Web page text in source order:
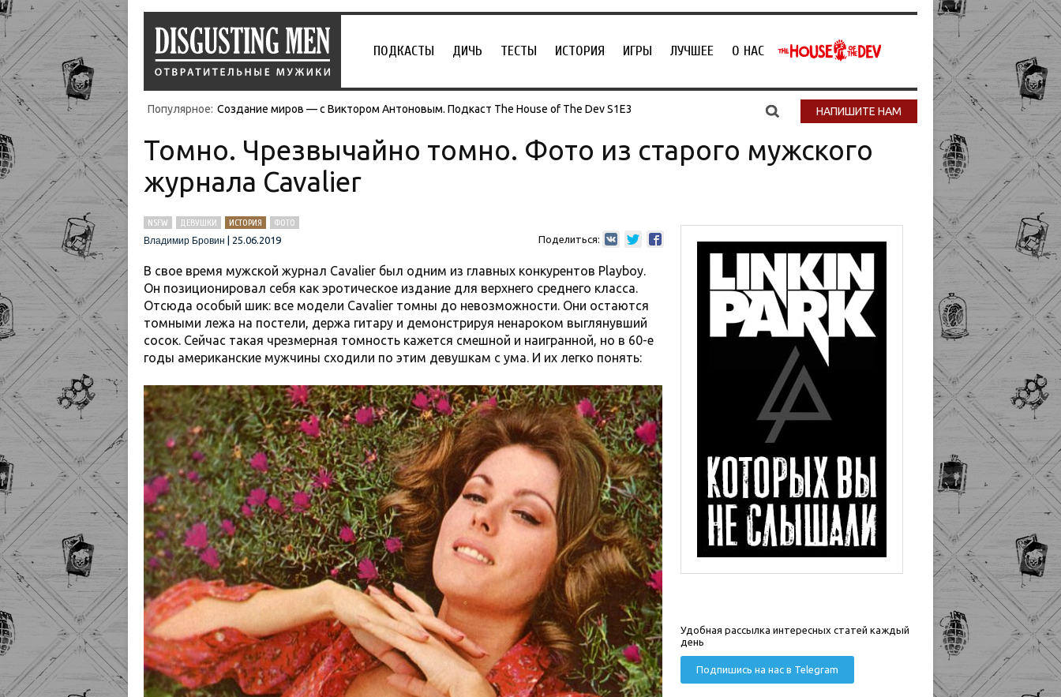
ПОДКАСТЫ ДИЧЬ ТЕСТЫ ИСТОРИЯ ИГРЫ ЛУЧШЕЕ О НАС
Популярное: Создание миров — с Виктором Антоновым. Подкаст The House of The Dev S1E3 НАПИШИТЕ НАМ
Томно. Чрезвычайно томно. Фото из старого мужского
журнала Cavalier
NSFW ДЕВУШКИ ИСТОРИЯ
ФОТО
Владимир Бровин
25.06.2019 Поделиться:
В свое время мужской журнал Cavalier был одним из главных конкурентов Playboy.
Он позиционировал себя как эротическое издание для верхнего среднего класса.
Отсюда особый шик: все модели Cavalier томны до невозможности. Они остаются
томными лежа на постели, держа гитару и демонстрируя ненароком выглянувший
сосок. Сейчас такая чрезмерная томность кажется смешной и наигранной, но в 60-е
годы американские мужчины сходили по этим девушкам с ума. И их легко понять:
Удобная рассылка интересных статей каждый
день
Подпишись на нас в Telegram